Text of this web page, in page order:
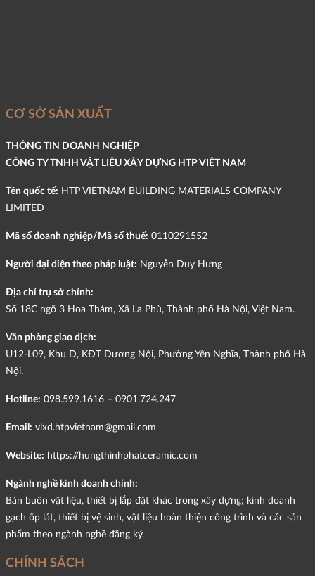
CƠ SỞ SẢN XUẤT
THÔNG TIN DOANH NGHIỆP
CÔNG TY TNHH VẬT LIỆU XÂY DỰNG HTP VIỆT NAM
Tên quốc tế: HTP VIETNAM BUILDING MATERIALS COMPANY
LIMITED
Mã số doanh nghiệp/Mã số thuế: 0110291552
Người đại diện theo pháp luật: Nguyễn Duy Hưng
Địa chỉ trụ sở chính:
Số 18C ngõ 3 Hoa Thám, Xã La Phù, Thành phố Hà Nội, Việt Nam.
Văn phòng giao dịch:
U12-L09, Khu D, KĐT Dương Nội, Phường Yên Nghĩa, Thành phố Hà
Nội.
Hotline: 098.599.1616 – 0901.724.247
Email: vlxd.htpvietnam@gmail.com
Website: https://hungthinhphatceramic.com
Ngành nghề kinh doanh chính:
Bán buôn vật liệu, thiết bị lắp đặt khác trong xây dựng; kinh doanh
gạch ốp lát, thiết bị vệ sinh, vật liệu hoàn thiện công trình và các sản
phẩm theo ngành nghề đăng ký.
CHÍNH SÁCH